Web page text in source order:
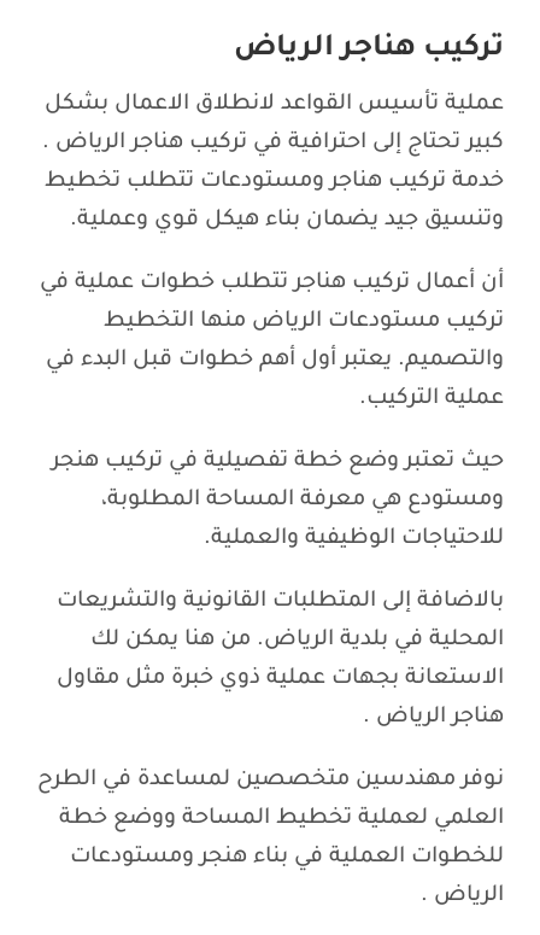
تركيب هناجر الرياض
عملية تأسيس القواعد لانطلاق الاعمال بشكل
كبير تحتاج إلى احترافية في تركيب هناجر الرياض .
خدمة تركيب هناجر ومستودعات تتطلب تخطيط
وتنسيق جيد يضمان بناء هيكل قوي وعملية.
أن أعمال تركيب هناجر تتطلب خطوات عملية في
تركيب مستودعات الرياض منها التخطيط
والتصميم. يعتبر أول أهم خطوات قبل البدء في
عملية التركيب.
حيث تعتبر وضع خطة تفصيلية في تركيب هنجر
ومستودع هي معرفة المساحة المطلوبة،
للاحتياجات الوظيفية والعملية.
بالاضافة إلى المتطلبات القانونية والتشريعات
المحلية في بلدية الرياض. من هنا يمكن لك
الاستعانة بجهات عملية ذوي خبرة مثل مقاول
هناجر الرياض .
نوفر مهندسين متخصصين لمساعدة في الطرح
العلمي لعملية تخطيط المساحة ووضع خطة
للخطوات العملية في بناء هنجر ومستودعات
الرياض .